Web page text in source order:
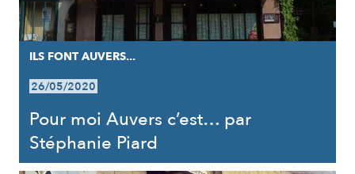
ILS FONT AUVERS...
26/05/2020
Pour moi Auvers c’est… par
Stéphanie Piard